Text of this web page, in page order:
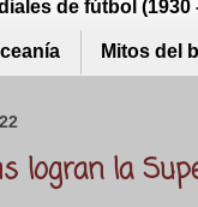
de fútbol (1930
Mitos del
logran la